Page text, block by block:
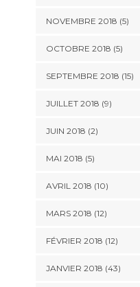
NOVEMBRE 2018 (5)
OCTOBRE 2018 (5)
SEPTEMBRE 2018 (15)
JUILLET 2018 (9)
JUIN 2018 (2)
MAI 2018 (5)
AVRIL 2018 (10)
MARS 2018 (12)
FÉVRIER 2018 (12)
JANVIER 2018 (43)